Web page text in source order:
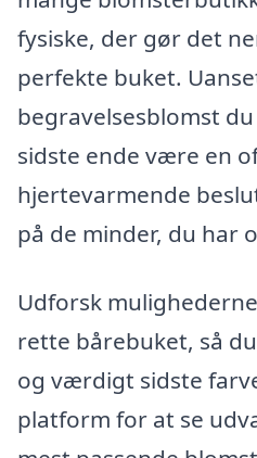
fysiske, der gør det
perfekte buket.
begravelsesblomst
sidste ende være en
hjertevarmende
på de minder, du har
Udforsk
rette bårebuket, så
og værdigt sidste
platform for at se